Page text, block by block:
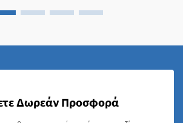
Δωρεάν Προσφορά